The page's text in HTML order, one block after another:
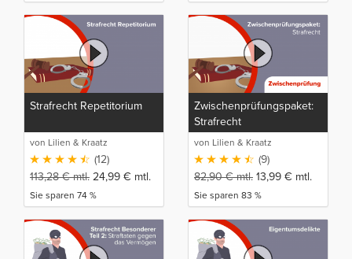
Strafrecht Repetitorium
von Lilien & Kraatz
(12)
113,28€mtl. 24,99 € mtl.
Sie sparen 74 %
Zwischenprüfungspaket:
Strafrecht
von Lilien & Kraatz
(9)
82,90€mtl. 13,99 € mtl.
Sie sparen 83 %